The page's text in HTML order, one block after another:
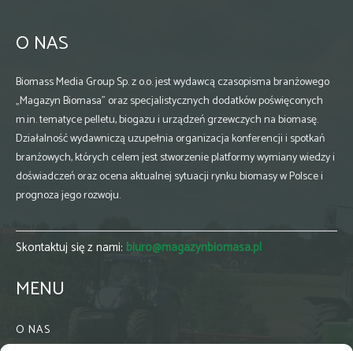
O NAS
Biomass Media Group Sp. z o.o. jest wydawcą czasopisma branżowego
„Magazyn Biomasa” oraz specjalistycznych dodatków poświęconych
m.in. tematyce pelletu, biogazu i urządzeń grzewczych na biomasę.
Działalność wydawniczą uzupełnia organizacja konferencji i spotkań
branżowych, których celem jest stworzenie platformy wymiany wiedzy i
doświadczeń oraz ocena aktualnej sytuacji rynku biomasy w Polsce i
prognoza jego rozwoju.
Skontaktuj się z nami: biuro@magazynbiomasa.pl
MENU
O NAS